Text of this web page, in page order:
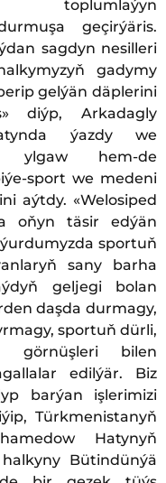
toplumlaýyn
geçirýäris.
sagdyn nesilleri
gadymy
gelýän däplerini
diýp, Arkadagly
ýazdy we
ylgaw hem-de
sport we medeni
aýtdy. «Welosiped
oňyn täsir edýän
sportuň
sany barha
geljegi bolan
daşda durmagy,
sportuň dürli,
bilen
edilýär. Biz
barýan işlerimizi
Türkmenistanyň
Hatynyň
Bütindünýä